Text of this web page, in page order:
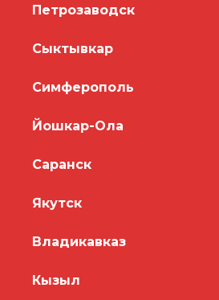
Петрозаводск
Сыктывкар
Симферополь
Йошкар-Ола
Саранск
Якутск
Владикавказ
Кызыл